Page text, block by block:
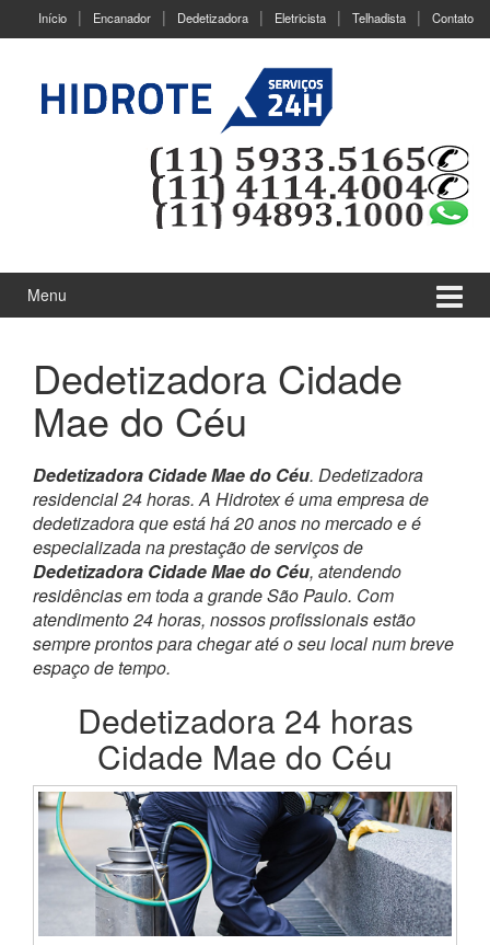
Início Encanador Dedetizadora Eletricista Telhadista Contato
Menu
Dedetizadora Cidade
Mae do Céu
Dedetizadora Cidade Mae do Céu. Dedetizadora
residencial 24 horas. A Hidrotex é uma empresa de
dedetizadora que está há 20 anos no mercado e é
especializada na prestação de serviços de
Dedetizadora Cidade Mae do Céu, atendendo
residências em toda a grande São Paulo. Com
atendimento 24 horas, nossos profissionais estão
sempre prontos para chegar até o seu local num breve
espaço de tempo.
Dedetizadora 24 horas
Cidade Mae do Céu